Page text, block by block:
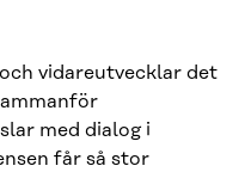
vidareutvecklar det
med dialog i
får så stor